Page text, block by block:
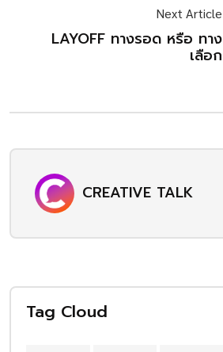
Next Article
LAYOFF ทางรอด หรือ ทาง
เลือก
CREATIVE TALK
Tag Cloud